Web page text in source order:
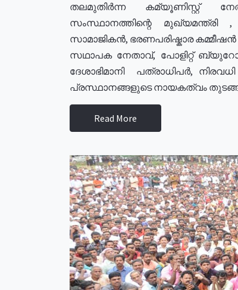
തലമുതിർന്ന കമ്യൂണിസ്റ്റ്
സംസ്ഥാനത്തിന്റെ മുഖ്യമന്ത്രി
സാമാജികൻ, ഭരണപരിഷ്കാര
സഥാപക നേതാവ്, പോളിറ്റ്
ദേശാഭിമാനി പത്രാധിപർ,
പ്രസ്ഥാനങ്ങളുടെ നായകത്വം
Read More